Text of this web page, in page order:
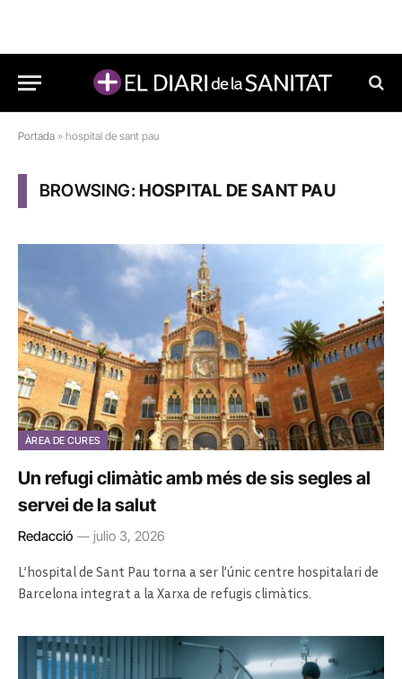
Portada » hospital de sant pau
BROWSING:HOSPITAL DE SANT PAU
ÀREA DE CURES
Un refugi climàtic amb més de sis segles al
servei de la salut
Redacció julio 3, 2026
L’hospital de Sant Pau torna a ser l’únic centre hospitalari de
Barcelona integrat a la Xarxa de refugis climàtics.